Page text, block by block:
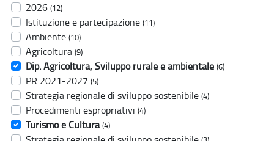
2026 (12)
Istituzione e partecipazione (11)
Ambiente (10)
Agricoltura (9)
Dip. Agricoltura, Sviluppo rurale e ambientale (6)
PR 2021-2027 (5)
Strategia regionale di sviluppo sostenibile (4)
Procedimenti espropriativi (4)
Turismo e Cultura (4)